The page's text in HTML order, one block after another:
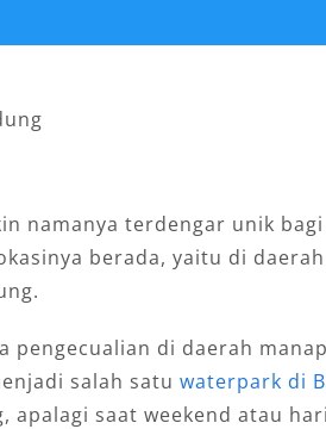
namanya terdengar unik
berada, yaitu di
pengecualian di daerah
salah satu waterpark di
apalagi saat weekend atau